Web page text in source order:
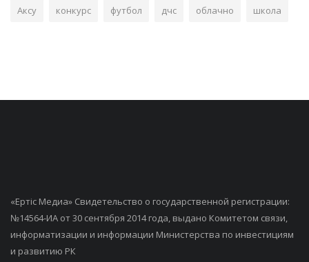
Аксу конкурс футбол дчс облачно школа
«Ертiс Медиа» Свидетельство о государственной регистрации:
№14564-ИА от 30 сентября 2014 года, выдано Комитетом связи,
информатизации и информации Министерства по инвестициям
и развитию РК